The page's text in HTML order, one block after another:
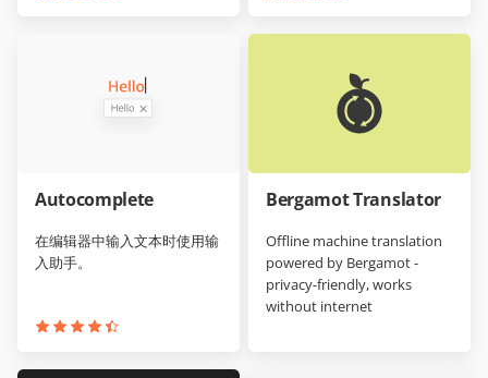
Autocomplete
在编辑器中输入文本时使用输
入助手。
Bergamot Translator
Offline machine translation
powered by Bergamot -
privacy-friendly, works
without internet